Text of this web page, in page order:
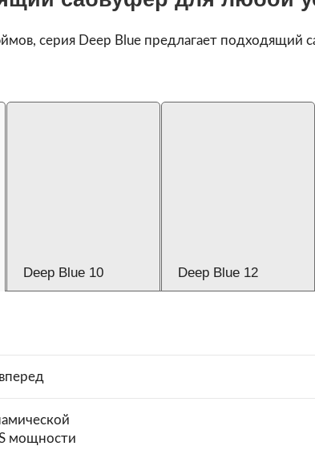
серия Deep Blue предлагает подходящий
Deep Blue 10 Deep Blue 12
мощности